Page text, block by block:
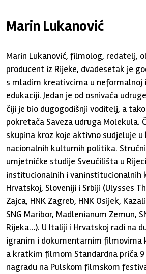
Marin Lukanović
Marin Lukanović, filmolog, redatelj,
producent iz Rijeke, dvadesetak je
s mladim kreativcima u neformalnoj
edukaciji. Jedan je od osnivača
čiji je bio dugogodišnji voditelj, a
pokretača Saveza udruga Molekula.
skupina kroz koje aktivno sudjeluje
nacionalnih kulturnih politika.
umjetničke studije Sveučilišta u
institucionalnih i vaninstitucionalnih
Hrvatskoj, Sloveniji i Srbiji (Ulysses
Zajca, HNK Zagreb, HNK Osijek,
SNG Maribor, Madlenianum Zemun,
Rijeka…). U Italiji i Hrvatskoj radi na
igranim i dokumentarnim filmovima
a kratkim filmom Standardna priča
nagradu na Pulskom filmskom